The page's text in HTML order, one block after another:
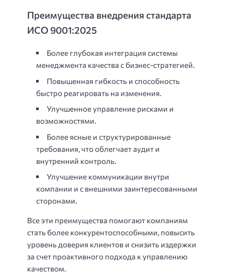
Преимущества внедрения стандарта
ИСО 9001:2025
Более глубокая интеграция системы
менеджмента качества с бизнес-стратегией.
Повышенная гибкость и способность
быстро реагировать на изменения.
Улучшенное управление рисками и
возможностями.
Более ясные и структурированные
требования, что облегчает аудит и
внутренний контроль.
Улучшение коммуникации внутри
компании и с внешними заинтересованными
сторонами.
Все эти преимущества помогают компаниям
стать более конкурентоспособными, повысить
уровень доверия клиентов и снизить издержки
за счет проактивного подхода к управлению
качеством.